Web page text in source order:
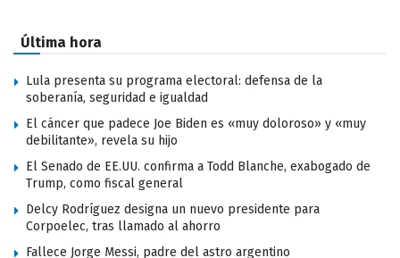
Última hora
Lula presenta su programa electoral: defensa de la
soberanía, seguridad e igualdad
El cáncer que padece Joe Biden es «muy doloroso» y «muy
debilitante», revela su hijo
El Senado de EE.UU. confirma a Todd Blanche, exabogado de
Trump, como fiscal general
Delcy Rodríguez designa un nuevo presidente para
Corpoelec, tras llamado al ahorro
Fallece Jorge Messi, padre del astro argentino